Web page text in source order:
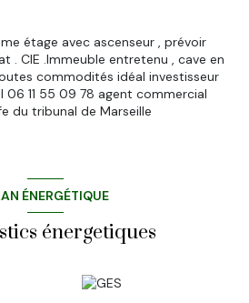
étage avec ascenseur , prévoir
. CIE .Immeuble entretenu , cave en
commodités idéal investisseur
06 11 55 09 78 agent commercial
du tribunal de Marseille
ÉNERGÉTIQUE
énergetiques